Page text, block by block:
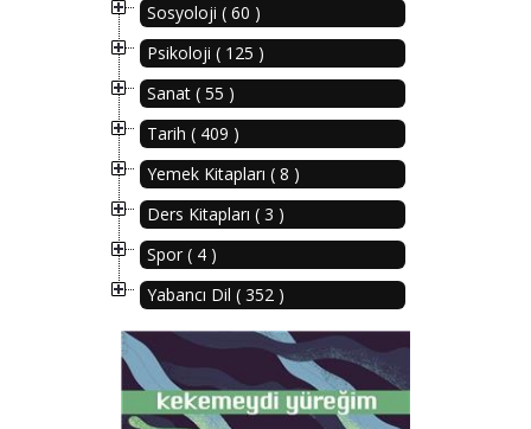
Sosyoloji ( 60 )
Psikoloji ( 125 )
Sanat ( 55 )
Tarih ( 409 )
Yemek Kitapları ( 8 )
Ders Kitapları ( 3 )
Spor ( 4 )
Yabancı Dil ( 352 )